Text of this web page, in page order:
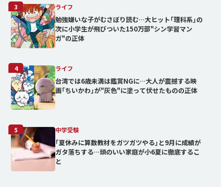
3 ライフ
勉強嫌いな子がむさぼり読む…大ヒット｢理科系｣の
次に小学生が飛びついた150万部"シン学習マン
ガ"の正体
4 ライフ
台湾では6歳未満は鑑賞NGに…大人が震撼する映
画｢ちいかわ｣が"灰色"に塗って伏せたものの正体
5 中学受験
｢夏休みに算数教材をガツガツやる｣と9月に成績が
ガタ落ちする…頭のいい家庭が小6夏に徹底するこ
と